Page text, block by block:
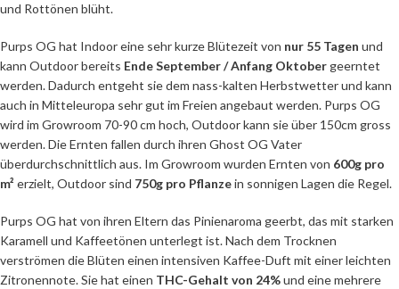
und Rottönen blüht.
Purps OG hat Indoor eine sehr kurze Blütezeit von nur 55 Tagen und
kann Outdoor bereits Ende September / Anfang Oktober geerntet
werden. Dadurch entgeht sie dem nass-kalten Herbstwetter und kann
auch in Mitteleuropa sehr gut im Freien angebaut werden. Purps OG
wird im Growroom 70-90 cm hoch, Outdoor kann sie über 150cm gross
werden. Die Ernten fallen durch ihren Ghost OG Vater
überdurchschnittlich aus. Im Growroom wurden Ernten von 600g pro
m² erzielt, Outdoor sind 750g pro Pflanzein sonnigen Lagen die Regel.
Purps OG hat von ihren Eltern das Pinienaroma geerbt, das mit starken
Karamell und Kaffeetönen unterlegt ist. Nach dem Trocknen
verströmen die Blüten einen intensiven Kaffee-Duft mit einer leichten
Zitronennote. Sie hat einen THC-Gehalt von 24%und eine mehrere